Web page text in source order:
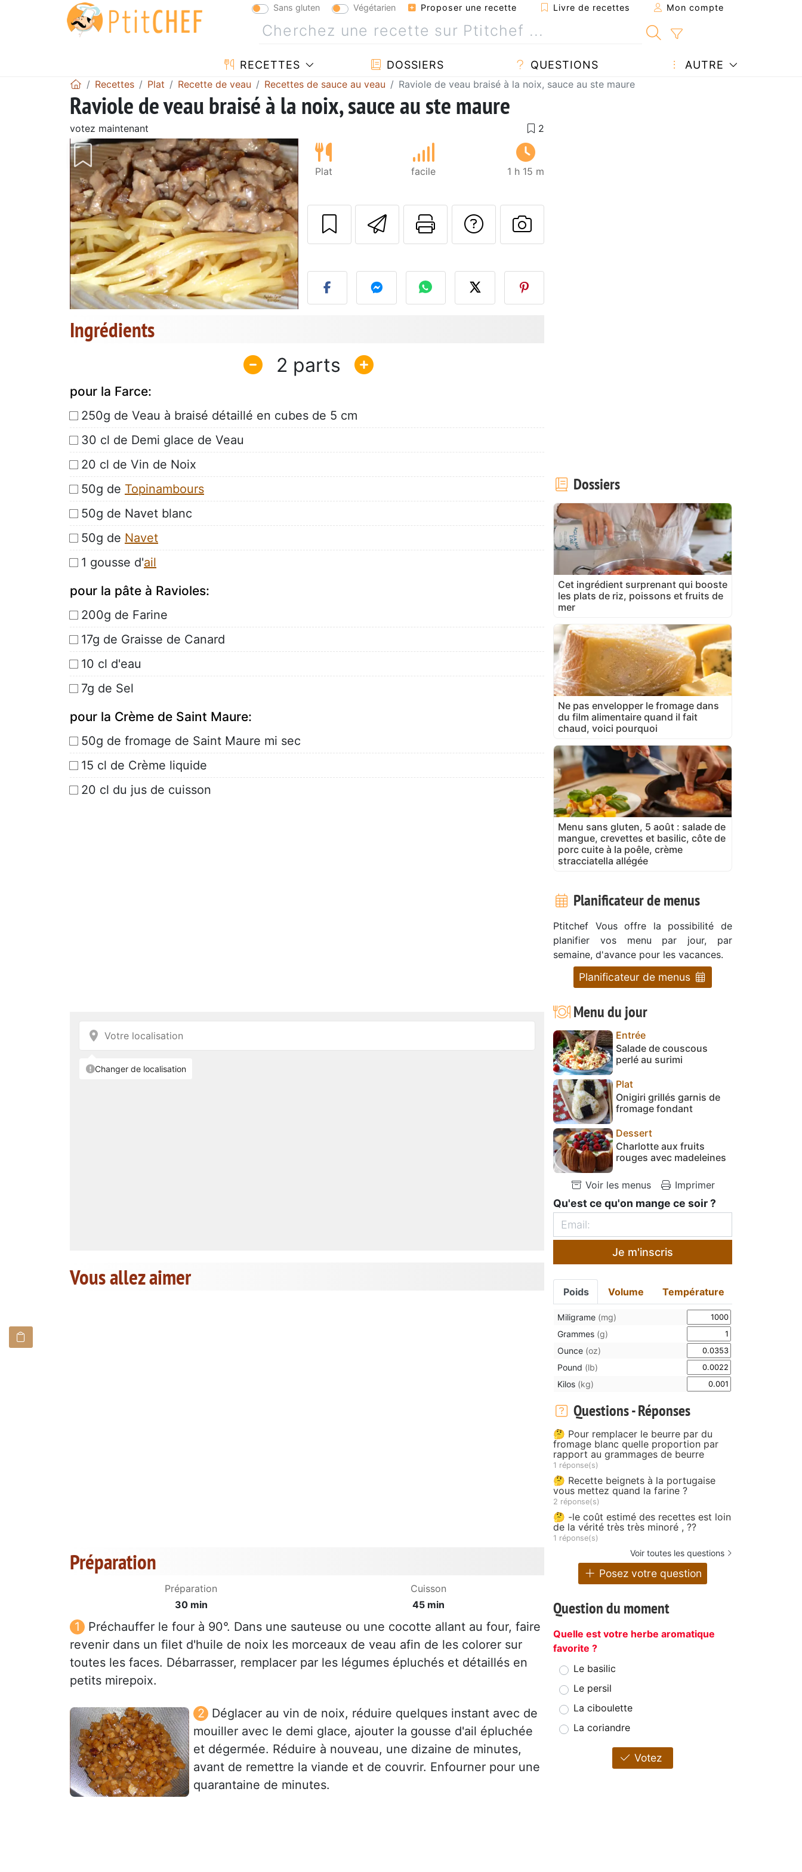
Sans gluten Végétarien Proposer une recette Livre de recettes Mon compte
RECETTES DOSSIERS QUESTIONS AUTRE
Recettes Plat Recette de veau Recettes de sauce au veau Raviole de veau braisé à la noix, sauce au ste maure
Raviole de veau braisé à la noix, sauce au ste maure
votez maintenant
Plat facile 1 h 15 m
Envoyer cette recette à un ami
Imprimer cette page
Poser une question à l'auteur
Publier votre photo de cette
Ingrédients
2
pour la Farce:
250g de Veau à braisé détaillé en cubes de 5 cm
30 cl de Demi glace de Veau
20 cl de Vin de Noix
50g de Topinambours
50g de Navet blanc
50g de Navet
1 gousse d'ail
pour la pâte à Ravioles:
200g de Farine
17g de Graisse de Canard
10 cl d'eau
7g de Sel
pour la Crème de Saint Maure:
50g de fromage de Saint Maure mi sec
15 cl de Crème liquide
20 cl du jus de cuisson
Vous allez aimer
Préparation
Préparation
30 min
Cuisson
45 min
Préchauffer le four à 90°. Dans une sauteuse ou une cocotte allant au four, faire
revenir dans un filet d'huile de noix les morceaux de veau afin de les colorer sur
toutes les faces. Débarrasser, remplacer par les légumes épluchés et détaillés en
petits mirepoix.
Déglacer au vin de noix, réduire quelques instant avec de
mouiller avec le demi glace, ajouter la gousse d'ail épluchée
et dégermée. Réduire à nouveau, une dizaine de minutes,
avant de remettre la viande et de couvrir. Enfourner pour une
quarantaine de minutes.
Dossiers
Cet ingrédient surprenant qui booste
les plats de riz, poissons et fruits de
mer
Ne pas envelopper le fromage dans
du film alimentaire quand il fait
chaud, voici pourquoi
Menu sans gluten, 5 août : salade de
mangue, crevettes et basilic, côte de
porc cuite à la poêle, crème
stracciatella allégée
Planificateur de menus
Ptitchef Vous offre la possibilité de
planifier vos menu par jour, par
semaine, d'avance pour les vacances.
Planificateur de menus
Menu du jour
Entrée
Salade de couscous
perlé au surimi
Plat
Onigiri grillés garnis de
fromage fondant
Dessert
Charlotte aux fruits
rouges avec madeleines
Voir les menus Imprimer
Qu'est ce qu'on mange ce soir ?
Je m'inscris
Poids Volume Température
Miligrame (mg)
Grammes (g)
Ounce (oz)
Pound (lb)
Kilos (kg)
Questions - Réponses
🤔 Pour remplacer le beurre par du
fromage blanc quelle proportion par
rapport au grammages de beurre
1 réponse(s)
🤔 Recette beignets à la portugaise
vous mettez quand la farine ?
2 réponse(s)
🤔 -le coût estimé des recettes est loin
de la vérité très très minoré , ??
1 réponse(s)
Voir toutes les questions
Posez votre question
Question du moment
Quelle est votre herbe aromatique
favorite ?
Le basilic
Le persil
La ciboulette
La coriandre
Votez